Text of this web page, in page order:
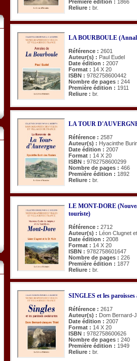
Première édition : 1866
Reliure : br.
LA BOURBOULE
Référence : 2601
Auteur(s) : Paul Eudel
Date édition : 2007
Format : 14 X 20
ISBN : 9782758600442
Nombre de pages : 244
Première édition : 1911
Reliure : br.
LA TOUR
Référence : 2587
Auteur(s) : Hyacinthe
Date édition : 2007
Format : 14 X 20
ISBN : 9782758600299
Nombre de pages : 466
Première édition : 1892
Reliure : br.
LE MONT-DORE
touriste)
Référence : 2712
Auteur(s) : Léon Clugnet
Date édition : 2008
Format : 14 X 20
ISBN : 9782758601647
Nombre de pages : 226
Première édition : 1877
Reliure : br.
SINGLES et les paroisses
Référence : 2617
Auteur(s) : Dom Bernard-
Date édition : 2007
Format : 14 X 20
ISBN : 9782758600626
Nombre de pages : 240
Première édition : 1949
Reliure : br.